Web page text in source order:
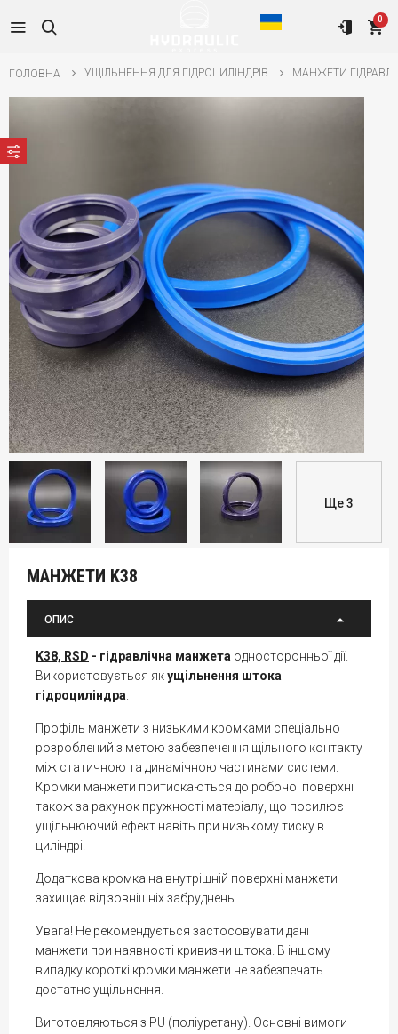
0
ГОЛОВНА УЩІЛЬНЕННЯ ДЛЯ ГІДРОЦИЛІНДРІВ МАНЖЕТИ
Ще 3
МАНЖЕТИ K38
ОПИС
K38, RSD - гідравлічна манжета односторонньої дії.
Використовується якущільнення штока
гідроциліндра
Профіль манжети з низькими кромками спеціально
розроблений з метою забезпечення щільного контакту
між статичною та динамічною частинами системи.
Кромки манжети притискаються до робочої поверхні
також за рахунок пружності матеріалу, що посилює
ущільнюючий ефект навіть при низькому тиску в
циліндрі.
Додаткова кромка на внутрішній поверхні манжети
захищає від зовнішніх забруднень.
Увага! Не рекомендується застосовувати дані
манжети при наявності кривизни штока. В іншому
випадку короткі кромки манжети не забезпечать
достатнє ущільнення.
Виготовляються з PU (поліуретану). Основні вимоги